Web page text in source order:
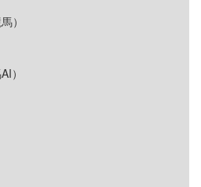
）
）